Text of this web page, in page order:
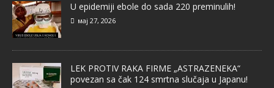
U epidemiji ebole do sada 220 preminulih!
мај 27, 2026
LEK PROTIV RAKA FIRME „ASTRAZENEKA“
povezan sa čak 124 smrtna slučaja u Japanu!